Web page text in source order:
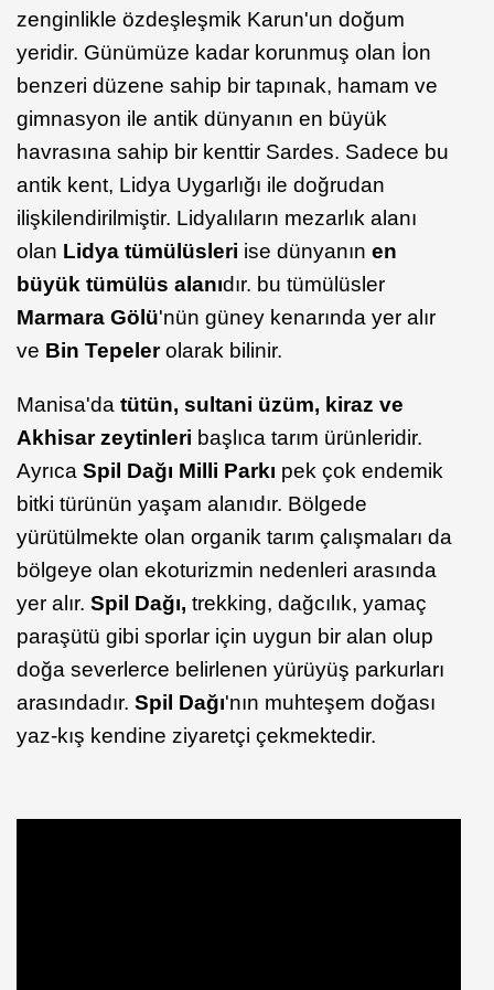
zenginlikle özdeşleşmik Karun'un doğum
yeridir. Günümüze kadar korunmuş olan İon
benzeri düzene sahip bir tapınak, hamam ve
gimnasyon ile antik dünyanın en büyük
havrasına sahip bir kenttir Sardes. Sadece bu
antik kent, Lidya Uygarlığı ile doğrudan
ilişkilendirilmiştir. Lidyalıların mezarlık alanı
olan Lidya tümülüsleri ise dünyanın en
büyük tümülüs alanıdır. bu tümülüsler
Marmara Gölü'nün güney kenarında yer alır
ve Bin Tepelerolarak bilinir.
Manisa'da tütün, sultani üzüm, kiraz ve
Akhisar zeytinleri başlıca tarım ürünleridir.
Ayrıca Spil Dağı Milli Parkı pek çok endemik
bitki türünün yaşam alanıdır. Bölgede
yürütülmekte olan organik tarım çalışmaları da
bölgeye olan ekoturizmin nedenleri arasında
yer alır. Spil Dağı, trekking, dağcılık, yamaç
paraşütü gibi sporlar için uygun bir alan olup
doğa severlerce belirlenen yürüyüş parkurları
arasındadır. Spil Dağı'nın muhteşem doğası
yaz-kış kendine ziyaretçi çekmektedir.